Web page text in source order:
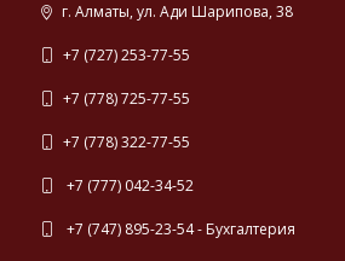
г. Алматы, ул. Ади Шарипова, 38
+7 (727) 253-77-55
+7 (778) 725-77-55
+7 (778) 322-77-55
+7 (777) 042-34-52
+7 (747) 895-23-54 - Бухгалтерия